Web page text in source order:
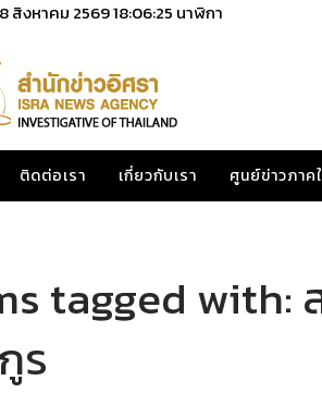
สิงหาคม 256918:06:25 นาฬิกา
ติดต่อเรา เกี่ยวกับเรา ศูนย์ข่าวภาค
tagged with:
ร